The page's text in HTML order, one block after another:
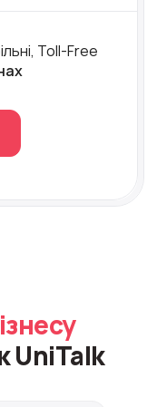
Toll-Free
UniTalk